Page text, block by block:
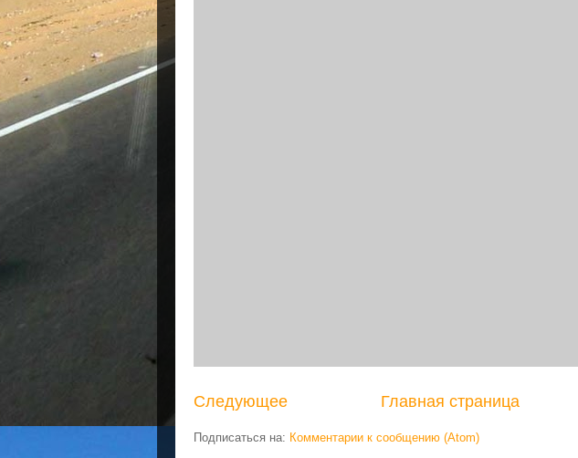
Следующее Главная страница
Подписаться на: Комментарии к сообщению (Atom)